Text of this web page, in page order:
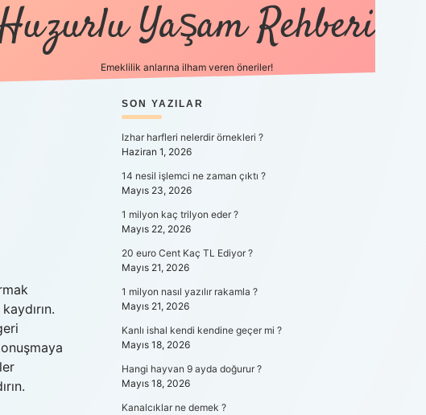
Yaşam Rehberi
Emeklilik anlarına ilham veren öneriler!
SIDEBAR
SON YAZILAR
Izhar harfleri nelerdir örnekleri ?
Haziran 1, 2026
14 nesil işlemci ne zaman çıktı ?
Mayıs 23, 2026
1 milyon kaç trilyon eder ?
Mayıs 22, 2026
20 euro Cent Kaç TL Ediyor ?
Mayıs 21, 2026
1 milyon nasıl yazılır rakamla ?
Mayıs 21, 2026
Kanlı ishal kendi kendine geçer mi ?
Mayıs 18, 2026
Hangi hayvan 9 ayda doğurur ?
Mayıs 18, 2026
Kanalcıklar ne demek ?
https://betci.co/